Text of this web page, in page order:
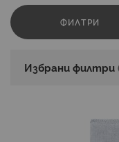
ФИЛТРИ
Избрани филтри